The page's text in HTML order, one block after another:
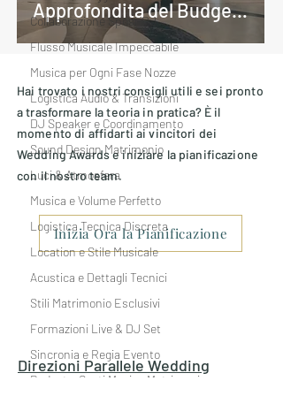
Collaborazione Sposi-DJ
Flusso Musicale Impeccabile
Musica per Ogni Fase Nozze
Logistica Audio & Transizioni
DJ Speaker e Coordinamento
Sound Design Matrimonio
Luci & Atmosfera
Musica e Volume Perfetto
Logistica Tecnica Discreta
Location e Stile Musicale
Acustica e Dettagli Tecnici
Stili Matrimonio Esclusivi
Formazioni Live & DJ Set
Sincronia e Regia Evento
Budget e Costi Musica Matrimonio
Approfondita del Budget
per l'Eccellenza
Hai trovato i nostri consigli utili e sei pronto
a trasformare la teoria in pratica? È il
momento di affidarti ai vincitori dei
Wedding Awards e iniziare la pianificazione
con il nostro team.
Inizia Ora la Pianificazione
Direzioni ParalleleWedding